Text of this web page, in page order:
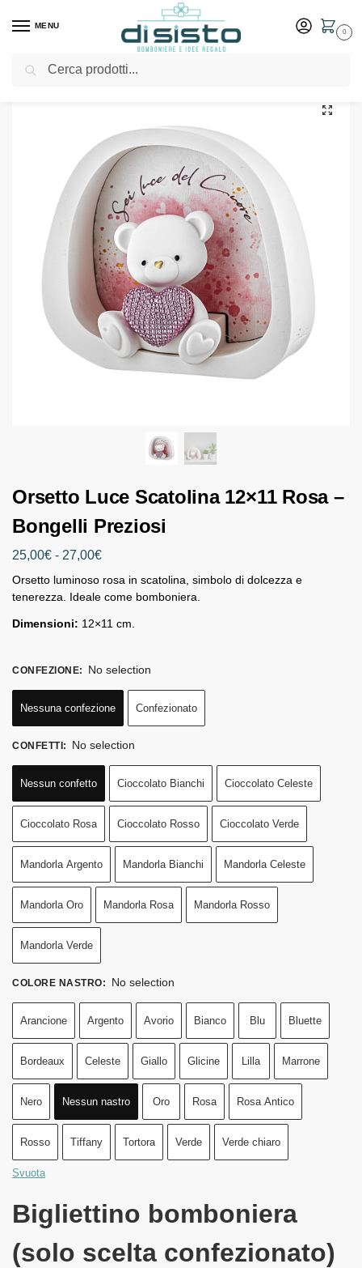
MENU
0
Home Shop Bomboniere
Orsetto Luce Scatolina 12×11 Rosa –
Bongelli Preziosi
25,00€ - 27,00€
Orsetto luminoso rosa in scatolina, simbolo di dolcezza e
tenerezza. Ideale come bomboniera.
Dimensioni: 12×11 cm.
CONFEZIONE: No selection
Nessuna confezione Confezionato
CONFETTI: No selection
Nessun confetto Cioccolato Bianchi Cioccolato Celeste
Cioccolato Rosa Cioccolato Rosso Cioccolato Verde
Mandorla Argento Mandorla Bianchi Mandorla Celeste
Mandorla Oro Mandorla Rosa Mandorla Rosso
Mandorla Verde
COLORE NASTRO: No selection
Arancione Argento Avorio Bianco Blu Bluette
Bordeaux Celeste Giallo Glicine Lilla Marrone
Nero Nessun nastro Oro Rosa Rosa Antico
Rosso Tiffany Tortora Verde Verde chiaro
Svuota
Bigliettino bomboniera
(solo scelta confezionato)